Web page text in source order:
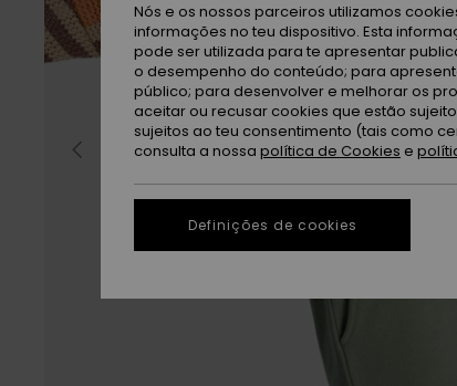
Nós e os nossos parceiros utilizamos
informações no teu dispositivo. Esta
pode ser utilizada para te apresentar
o desempenho do conteúdo; para
público; para desenvolver e melhorar os
aceitar ou recusar cookies que estão
sujeitos ao teu consentimento (tais como
consulta a nossa política de Cookies e
Definições de cookies